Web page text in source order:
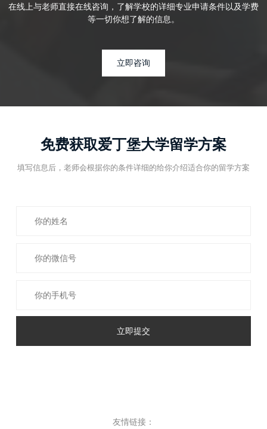
在线上与老师直接在线咨询，了解学校的详细专业申请条件以及学费
等一切你想了解的信息。
立即咨询
免费获取爱丁堡大学留学方案
填写信息后，老师会根据你的条件详细的给你介绍适合你的留学方案
立即提交
友情链接：